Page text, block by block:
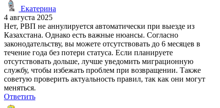
Екатерина
4 августа 2025
Нет, РВП не аннулируется автоматически при выезде из
Казахстана. Однако есть важные нюансы. Согласно
законодательству, вы можете отсутствовать до 6 месяцев в
течение года без потери статуса. Если планируете
отсутствовать дольше, лучше уведомить миграционную
службу, чтобы избежать проблем при возвращении. Также
советую проверить актуальность правил, так как они могут
меняться.
Ответить